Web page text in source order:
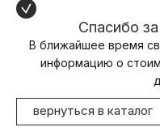
Спасибо
В ближайшее время
информацию о
вернуться в каталог